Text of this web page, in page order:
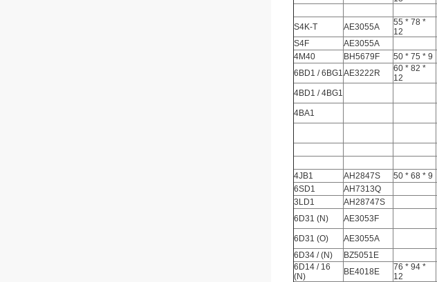
S4K-T
AE3055A
55 * 78 *
12
S4F
AE3055A
4M40
BH5679F 50 * 75 * 9
6BD1 / 6BG1AE3222R
60 * 82 *
12
4BD1 / 4BG1
4BA1
4JB1
AH2847S 50 * 68 * 9
6SD1
AH7313Q
3LD1
AH28747S
6D31 (N)
AE3053F
6D31 (O) AE3055A
6D34 / (N)
BZ5051E
6D14 / 16
(N)
BE4018E
76 * 94 *
12